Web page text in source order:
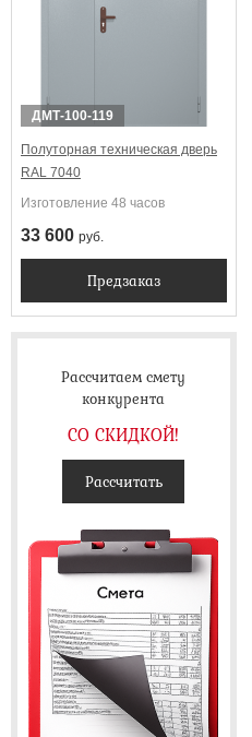
ДМТ-100-119
Полуторная техническая дверь
RAL 7040
Изготовление 48 часов
33 600 руб.
Предзаказ
Рассчитаем смету
конкурента
СО СКИДКОЙ!
Рассчитать